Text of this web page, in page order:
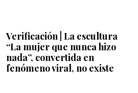
Verificación | La escultura
“La mujer que nunca hizo
nada”, convertida en
fenómeno viral, no existe